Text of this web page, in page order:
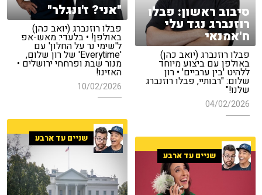
"אני? ז'ונגלר"
פבלו רוזנברג (יואב כהן)
באולפן! • בלעדי: מאש-אפ
ל'שימי נר על החלון' עם
'Everytime' של רון שלום,
מנור שבת ופרחחי ירושלים •
האזינו!
10/02/2026
סיבוב ראשון: פבלו
רוזנברג נגד עלי
ח'אמנאי
פבלו רוזנברג (יואב כהן)
באולפן עם ביצוע מיוחד
ללהיט 'בין ערביים' • רון
שלום: "רבותיי, פבלו רוזנברג
שלנו!"
04/02/2026
שניים עד ארבע
שניים עד ארבע